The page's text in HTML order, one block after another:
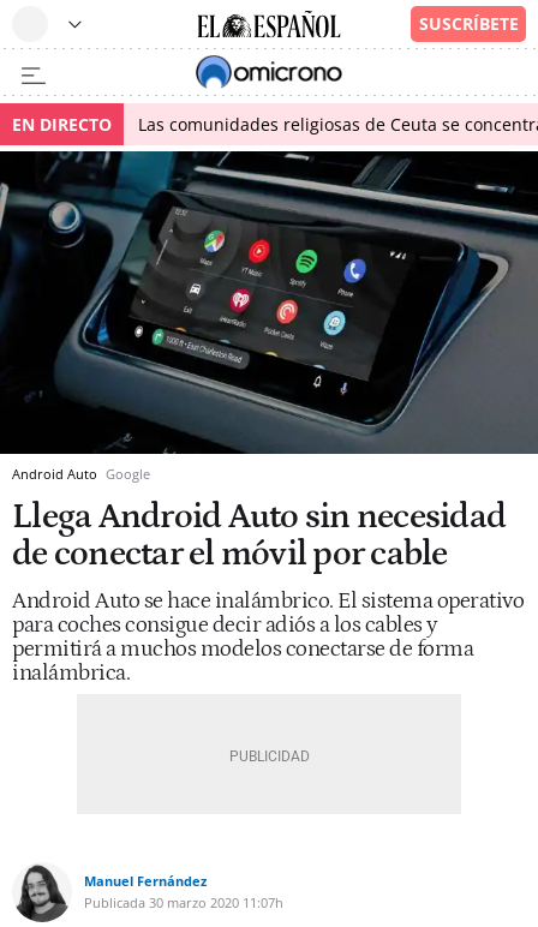
EN DIRECTO Las comunidades religiosas de Ceuta se
Android Auto Google
Llega Android Auto sin necesidad
de conectar el móvil por cable
Android Auto se hace inalámbrico. El sistema operativo
para coches consigue decir adiós a los cables y
permitirá a muchos modelos conectarse de forma
inalámbrica.
Manuel Fernández
Publicada 30 marzo 2020 11:07h